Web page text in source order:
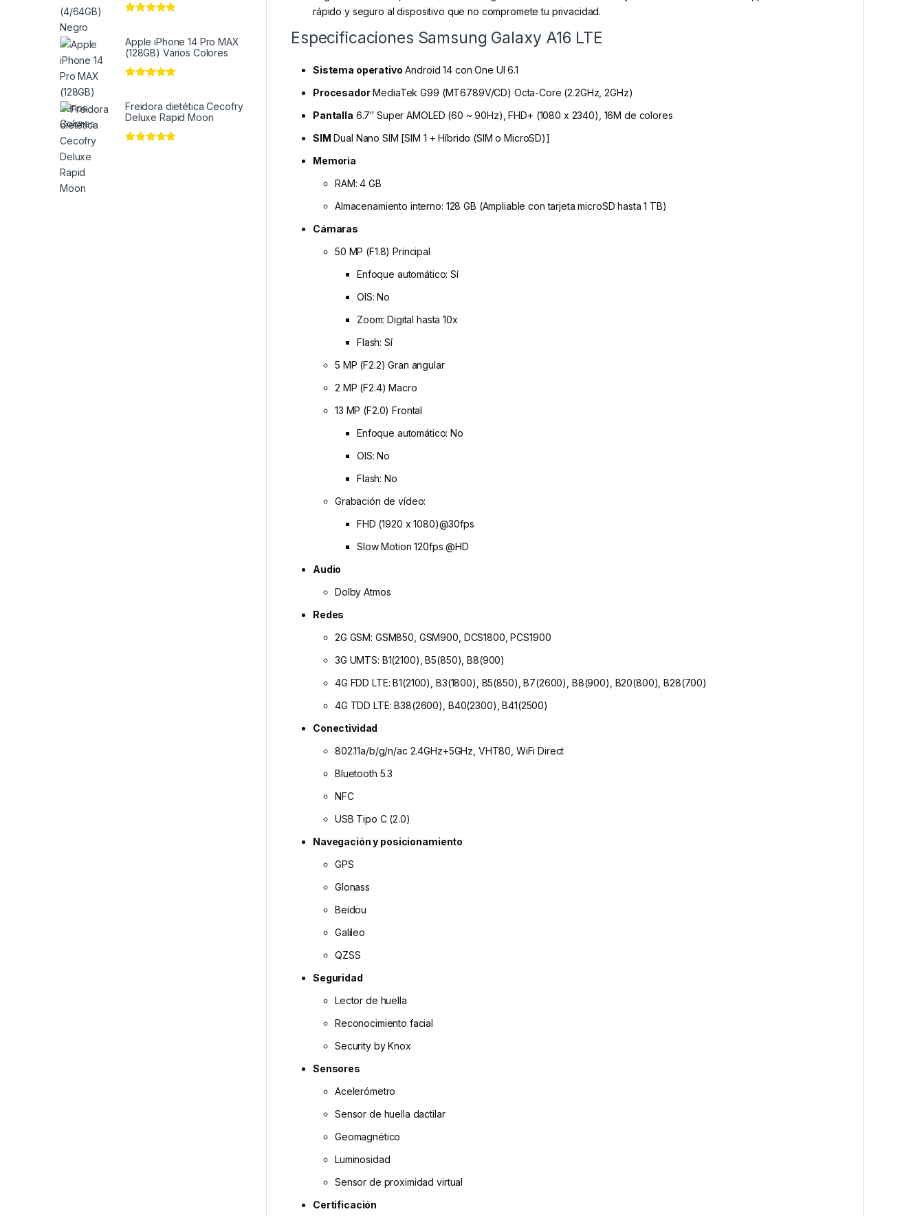
rápido y seguro al dispositivo que no compromete tu privacidad.
Especificaciones Samsung Galaxy A16 LTE
Sistema operativo Android 14 con One UI 6.1
ProcesadorMediaTek G99 (MT6789V/CD) Octa-Core (2.2GHz, 2GHz)
Pantalla 6.7″ Super AMOLED (60 ~ 90Hz), FHD+ (1080 x 2340), 16M de colores
SIM Dual Nano SIM [SIM 1 + Híbrido (SIM o MicroSD)]
Memoria
RAM: 4 GB
Almacenamiento interno: 128 GB (Ampliable con tarjeta microSD hasta 1 TB)
Cámaras
50 MP (F1.8) Principal
Enfoque automático: Sí
OIS: No
Zoom: Digital hasta 10x
Flash: Sí
5 MP (F2.2) Gran angular
2 MP (F2.4) Macro
13 MP (F2.0) Frontal
Enfoque automático: No
OIS: No
Flash: No
Grabación de vídeo:
FHD (1920 x 1080)@30fps
Slow Motion 120fps @HD
Audio
Dolby Atmos
Redes
2G GSM: GSM850, GSM900, DCS1800, PCS1900
3G UMTS: B1(2100), B5(850), B8(900)
4G FDD LTE: B1(2100), B3(1800), B5(850), B7(2600), B8(900), B20(800), B28(700)
4G TDD LTE: B38(2600), B40(2300), B41(2500)
Conectividad
802.11a/b/g/n/ac 2.4GHz+5GHz, VHT80, WiFi Direct
Bluetooth 5.3
NFC
USB Tipo C (2.0)
Navegación y posicionamiento
GPS
Glonass
Beidou
Galileo
QZSS
Seguridad
Lector de huella
Reconocimiento facial
Security by Knox
Sensores
Acelerómetro
Sensor de huella dactilar
Geomagnético
Luminosidad
Sensor de proximidad virtual
Certificación
Apple iPhone 14 Pro MAX
(128GB) Varios Colores
Freidora dietética Cecofry
Deluxe Rapid Moon